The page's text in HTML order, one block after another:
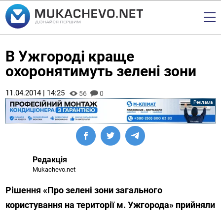
В Ужгороді краще
охоронятимуть зелені зони
11.04.2014 | 14:25 56 0
Редакція
Mukachevo.net
Рішення «Про зелені зони загального
користування на території м. Ужгорода» прийняли